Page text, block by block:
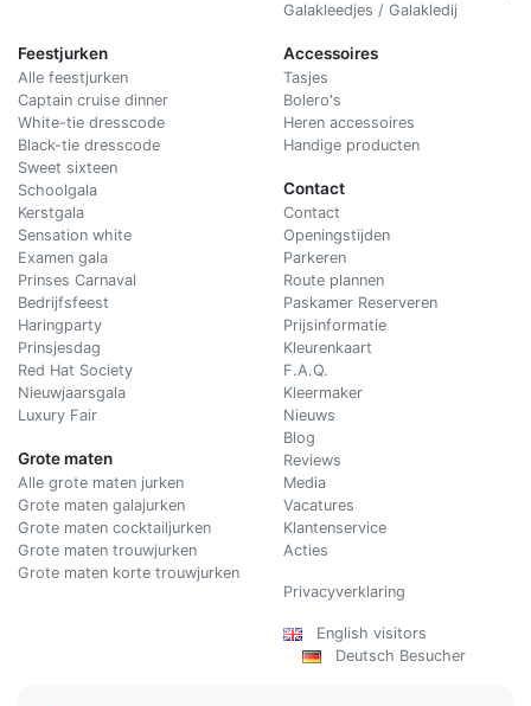
Galakleedjes / Galakledij
Feestjurken
Alle feestjurken
Captain cruise dinner
White-tie dresscode
Black-tie dresscode
Sweet sixteen
Schoolgala
Kerstgala
Sensation white
Examen gala
Prinses Carnaval
Bedrijfsfeest
Haringparty
Prinsjesdag
Red Hat Society
Nieuwjaarsgala
Luxury Fair
Grote maten
Alle grote maten jurken
Grote maten galajurken
Grote maten cocktailjurken
Grote maten trouwjurken
Grote maten korte trouwjurken
Accessoires
Tasjes
Bolero's
Heren accessoires
Handige producten
Contact
Contact
Openingstijden
Parkeren
Route plannen
Paskamer Reserveren
Prijsinformatie
Kleurenkaart
F.A.Q.
Kleermaker
Nieuws
Blog
Reviews
Media
Vacatures
Klantenservice
Acties
Privacyverklaring
English visitors
Deutsch Besucher